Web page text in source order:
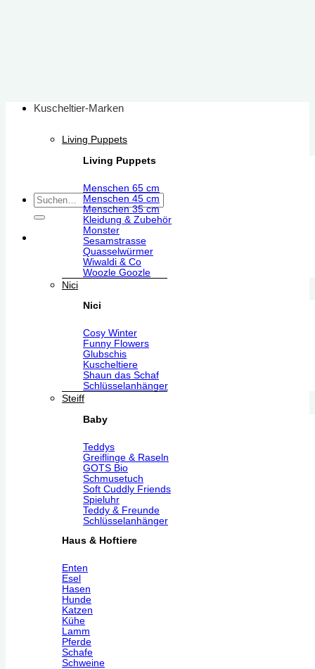
Suchen
nach:
Kuscheltier-Marken
Living Puppets
Living Puppets
Menschen 65 cm
Menschen 45 cm
Menschen 35 cm
Kleidung & Zubehör
Monster
Sesamstrasse
Quasselwürmer
Wiwaldi & Co
Woozle Goozle
Nici
Nici
Cosy Winter
Funny Flowers
Glubschis
Kuscheltiere
Shaun das Schaf
Schlüsselanhänger
Steiff
Baby
Teddys
Greiflinge & Raseln
GOTS Bio
Schmusetuch
Soft Cuddly Friends
Spieluhr
Teddy & Freunde
Schlüsselanhänger
Haus & Hoftiere
Enten
Esel
Hasen
Hunde
Katzen
Kühe
Lamm
Pferde
Schafe
Schweine